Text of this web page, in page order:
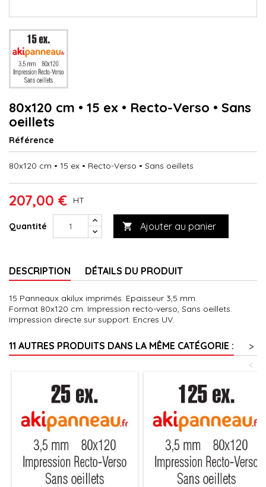
80x120 cm • 15 ex • Recto-Verso • Sans
oeillets
Référence
80x120 cm • 15 ex • Recto-Verso • Sans oeillets
207,00 € HT
Quantité  Ajouter au panier
DESCRIPTION DÉTAILS DU PRODUIT
15 Panneaux akilux imprimés. Epaisseur 3,5 mm.
Format 80x120 cm. Impression recto-verso, Sans oeillets.
Impression directe sur support. Encres UV.
11 AUTRES PRODUITS DANS LA MÊME CATÉGORIE :
>
<